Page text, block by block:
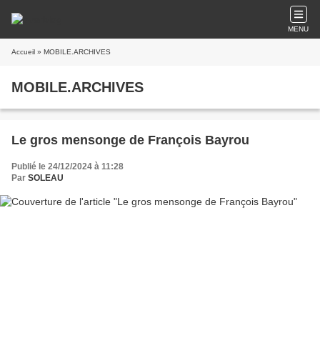
MENU
Accueil » MOBILE.ARCHIVES
MOBILE.ARCHIVES
Le gros mensonge de François Bayrou
Publié le 24/12/2024 à 11:28
Par SOLEAU